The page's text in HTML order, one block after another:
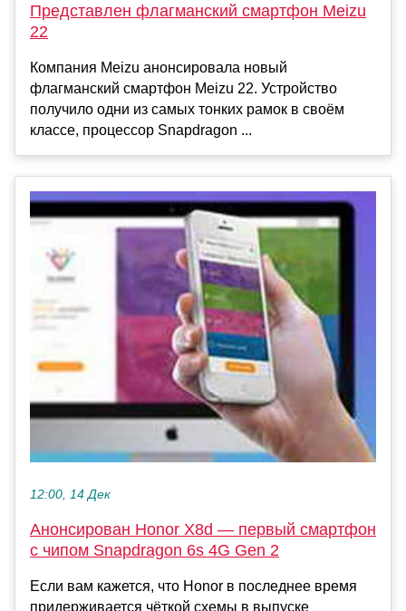
Представлен флагманский смартфон Meizu
22
Компания Meizu анонсировала новый
флагманский смартфон Meizu 22. Устройство
получило одни из самых тонких рамок в своём
классе, процессор Snapdragon ...
12:00, 14 Дек
Анонсирован Honor X8d — первый смартфон
с чипом Snapdragon 6s 4G Gen 2
Если вам кажется, что Honor в последнее время
придерживается чёткой схемы в выпуске